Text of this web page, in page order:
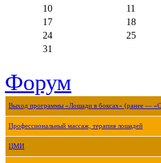
10
11
17
18
24
25
31
Форум
Выход программы «Лошади в боксах» (ранее —
Профессиональный массаж, терапия лошадей
ЦМИ